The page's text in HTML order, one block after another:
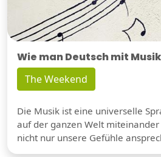
Wie man Deutsch mit
The Weekend
Die Musik ist eine universelle
auf der ganzen Welt
nicht nur unsere Gefühle